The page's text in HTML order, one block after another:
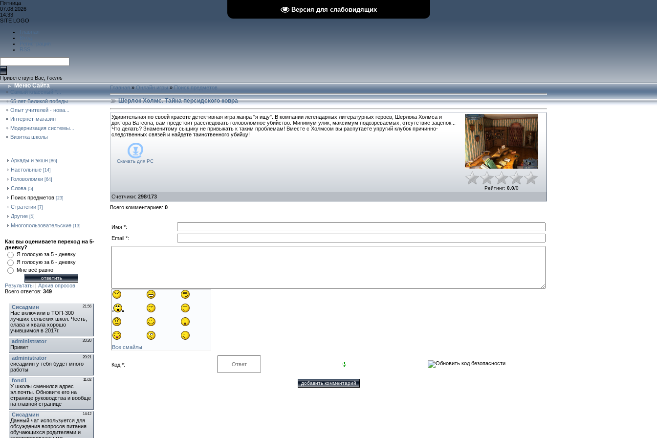
Версия для слабовидящих
Пятница
07.08.2026
14:33
SITE LOGO
Главная
RSS
Приветствую Вас Гость
Меню Сайта
Самый классный "...
65 лет Великой победы
Опыт учителей - нова...
Интернет-магазин
Модернизация системы...
Визитка школы
Аркады и экшн [86]
Настольные [14]
Головоломки [64]
Слова [5]
Поиск предметов [23]
Стратегии [7]
Другие [5]
Многопользовательские [13]
Как вы оцениваете переход на 5-
дневку?
Я голосую за 5 - дневку
Я голосую за 6 - дневку
Мне всё равно
Результаты | Архив опросов
Всего ответов: 349
Главная»Онлайн игры»Поиск предметов
Шерлок Холмс. Тайна персидского ковра
Удивительная по своей красоте детективная игра жанра "я ищу". В компании легендарных литературных героев, Шерлока Холмса и
доктора Ватсона, вам предстоит расследовать головоломное убийство. Минимум улик, максимум подозреваемых, отсутствие зацепок...
Что делать? Знаменитому сыщику не привыкать к таким проблемам! Вместе с Холмсом вы распутаете упругий клубок причинно-
следственных связей и найдете таинственного убийцу!
Скачать для PC
Рейтинг: 0.0/0
Счетчики: 298/173
Всего комментариев: 0
Имя *:
Email *:
Все смайлы
Код *: